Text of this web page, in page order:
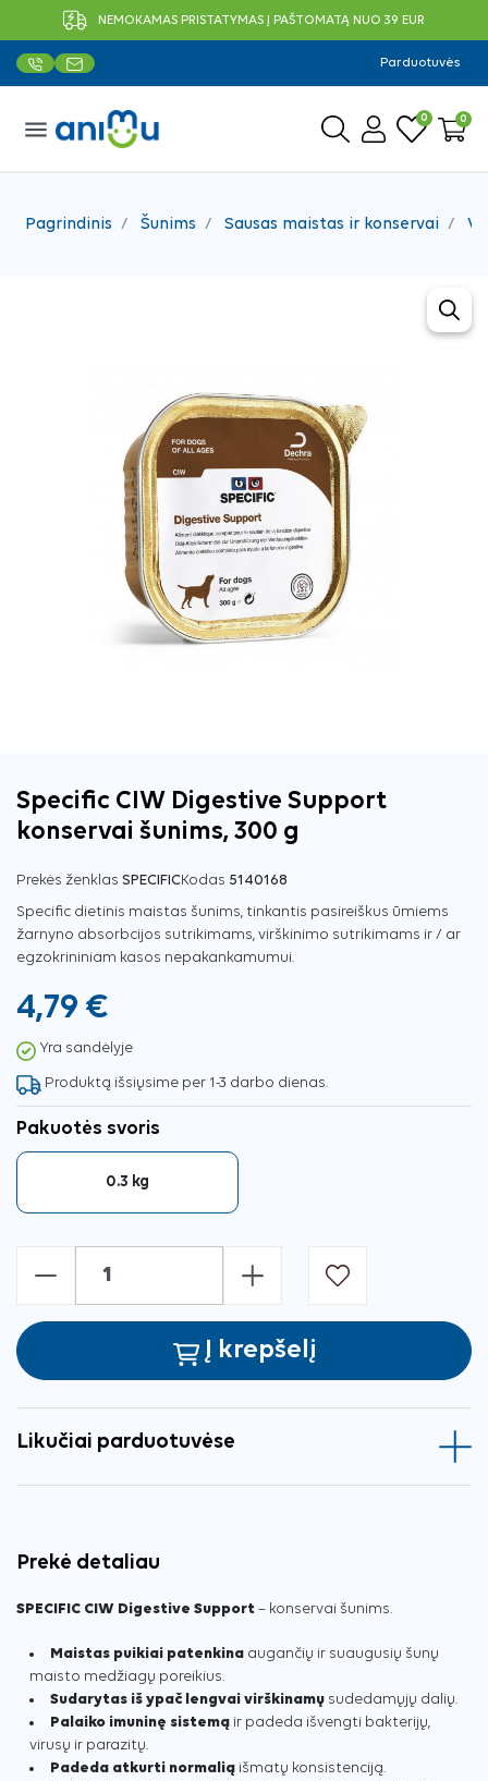
NEMOKAMAS PRISTATYMAS Į PAŠTOMATĄ NUO 39 EUR
Parduotuvės
menu 0 0
Pagrindinis Šunims Sausas maistas ir konservai
Specific CIW Digestive Support
konservai šunims, 300 g
Prekės ženklas SPECIFICKodas 5140168
Specific dietinis maistas šunims, tinkantis pasireiškus ūmiems
žarnyno absorbcijos sutrikimams, virškinimo sutrikimams ir / ar
egzokrininiam kasos nepakankamumui.
4,79 €
Yra sandėlyje
Produktą išsiųsime per 1-3 darbo dienas.
Pakuotės svoris
0.3 kg
- +
Į krepšelį
Likučiai parduotuvėse
Prekė detaliau
SPECIFIC CIW Digestive Support – konservai šunims.
Maistas puikiai patenkina augančių ir suaugusių šunų
maisto medžiagų poreikius.
Sudarytas iš ypač lengvai virškinamų sudedamųjų dalių.
Palaiko imuninę sistemą ir padeda išvengti bakterijų,
virusų ir parazitų.
Padeda atkurti normalią išmatų konsistenciją.